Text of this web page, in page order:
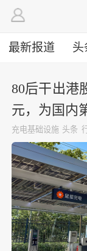
最新报道 头
80后干出港
元，为国内
充电基础设施 头条